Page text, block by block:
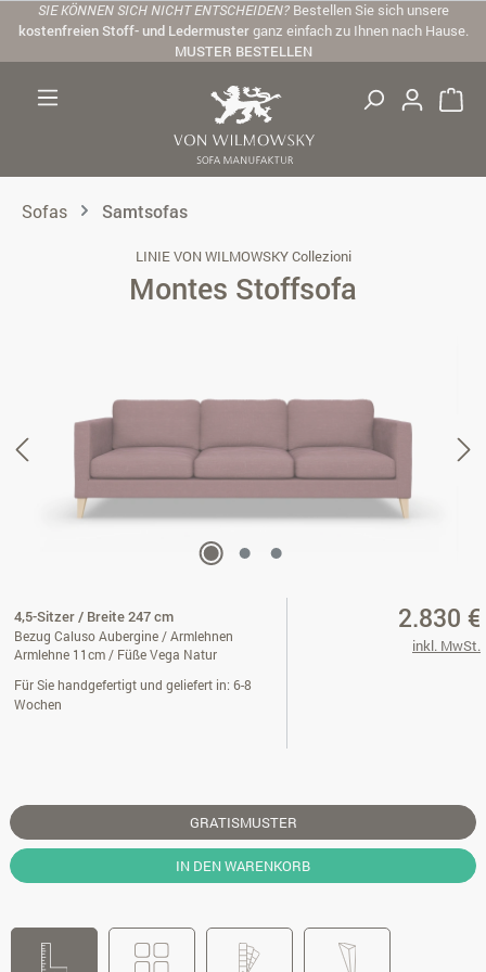
Zum Hauptinhalt springen
SIE KÖNNEN SICH NICHT ENTSCHEIDEN? Bestellen Sie sich unsere
kostenfreien Stoff- und Ledermusterganz einfach zu Ihnen nach Hause.
MUSTER BESTELLEN
Sofas Samtsofas
LINIE VON WILMOWSKY Collezioni
Montes Stoffsofa
4,5-Sitzer / Breite 247 cm
Bezug Caluso Aubergine / Armlehnen
Armlehne 11cm / Füße Vega Natur
Für Sie handgefertigt und geliefert in: 6-8
Wochen
2.830 €
inkl. MwSt.
GRATISMUSTER
IN DEN WARENKORB